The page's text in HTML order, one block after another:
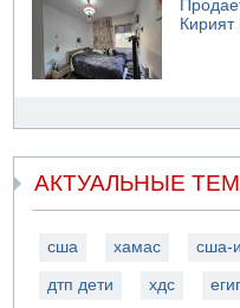
АКТУАЛЬНЫЕ
сша хамас сша-
дтп дети хдс